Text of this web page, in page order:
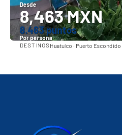
Desde
8,463 MXN
8.463 puntos
Por persona
Ver
DESTINOSHuatulco · Puerto Escondido